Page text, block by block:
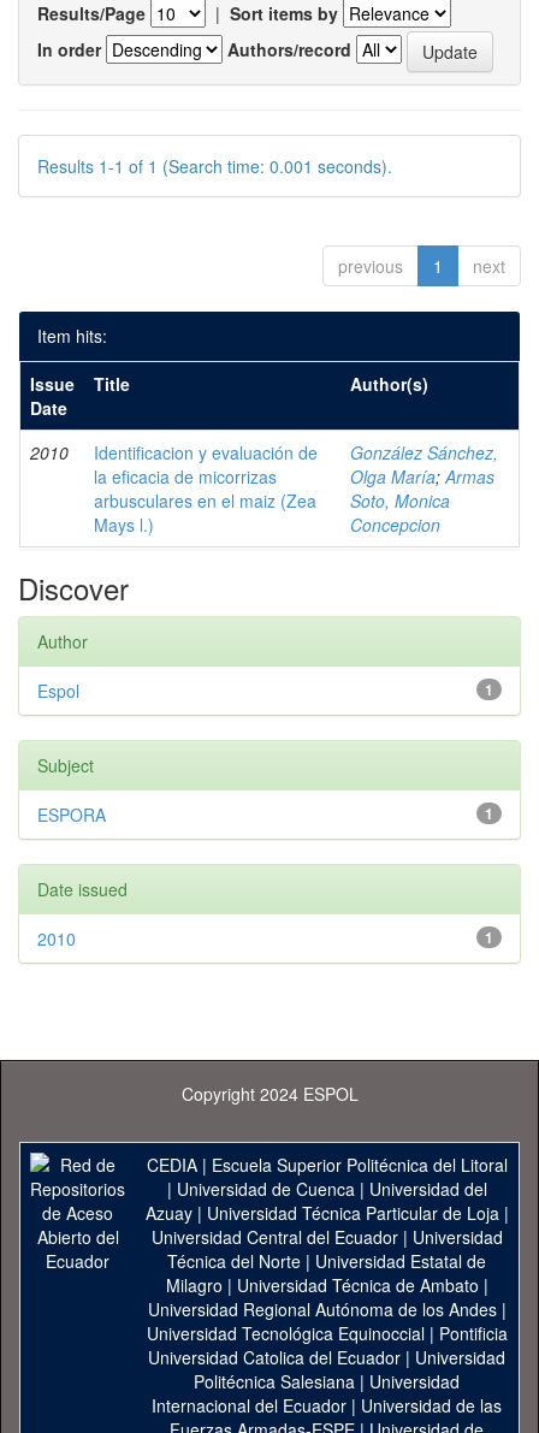
Results/Page | Sort items by
In order
Authors/record
Results 1-1 of 1 (Search time: 0.001 seconds).
previous 1 next
Item hits:
Issue
Date
Title Author(s)
2010
Identificacion y evaluación de
la eficacia de micorrizas
arbusculares en el maiz (Zea
Mays l.)
González Sánchez,
Olga María;Armas
Soto, Monica
Concepcion
Discover
Author
1
Espol
Subject
1
ESPORA
Date issued
1
2010
Copyright 2024 ESPOL
CEDIA| Escuela Superior Politécnica del Litoral
| Universidad de Cuenca| Universidad del
Azuay| Universidad Técnica Particular de Loja|
Universidad Central del Ecuador| Universidad
Técnica del Norte | Universidad Estatal de
Milagro | Universidad Técnica de Ambato |
Universidad Regional Autónoma de los Andes|
Universidad Tecnológica Equinoccial| Pontificia
Universidad Catolica del Ecuador | Universidad
Politécnica Salesiana | Universidad
Internacional del Ecuador | Universidad de las